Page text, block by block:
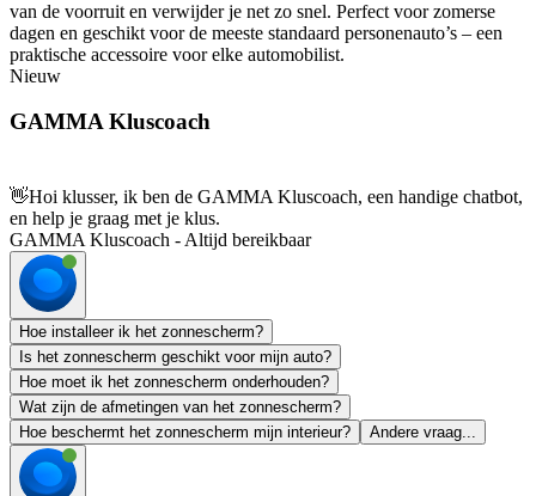
van de voorruit en verwijder je net zo snel. Perfect voor zomerse
dagen en geschikt voor de meeste standaard personenauto’s – een
praktische accessoire voor elke automobilist.
Nieuw
GAMMA Kluscoach
👋Hoi klusser, ik ben de GAMMA Kluscoach, een handige chatbot,
en help je graag met je klus.
GAMMA Kluscoach - Altijd bereikbaar
Hoe installeer ik het zonnescherm?
Is het zonnescherm geschikt voor mijn auto?
Hoe moet ik het zonnescherm onderhouden?
Wat zijn de afmetingen van het zonnescherm?
Hoe beschermt het zonnescherm mijn interieur?
Andere vraag...